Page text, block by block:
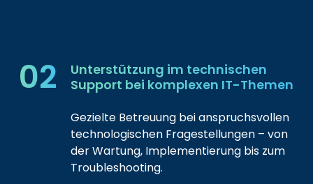
02
Unterstützung im technischen
Support bei komplexen IT-Themen
Gezielte Betreuung bei anspruchsvollen
technologischen Fragestellungen – von
der Wartung, Implementierung bis zum
Troubleshooting.